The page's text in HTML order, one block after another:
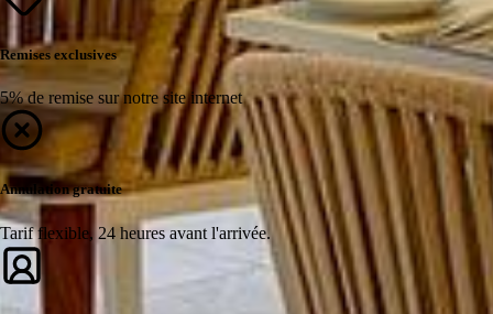
Remises exclusives
5% de remise sur notre site internet
Annulation gratuite
Tarif flexible, 24 heures avant l'arrivée.